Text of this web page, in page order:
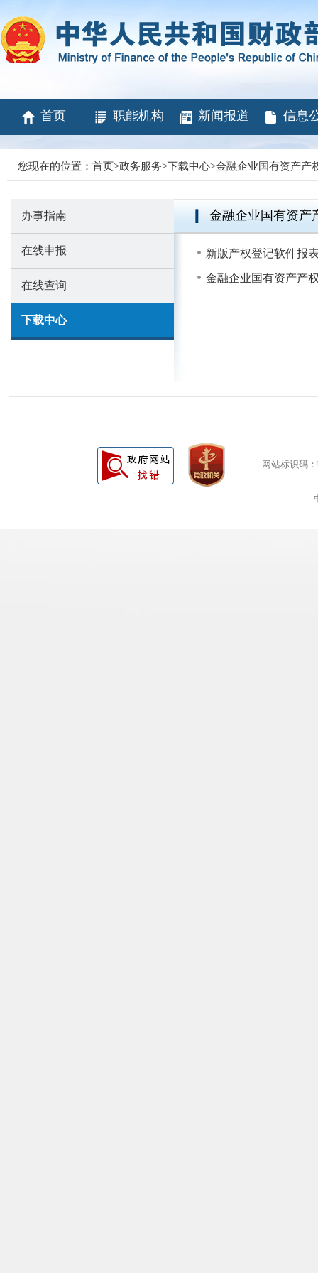
首页 职能机构 新闻报道 信息
您现在的位置： 首页>政务服务>下载中心>金融企业国有资产产
办事指南
在线申报
在线查询
下载中心
金融企业国有资产
新版产权登记软件报
金融企业国有资产产
网站标识码